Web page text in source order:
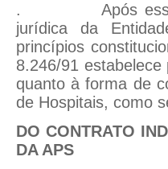
. Após essa
jurídica da
princípios
8.246/91
quanto à forma de
de Hospitais, como
DO CONTRATO
DA APS